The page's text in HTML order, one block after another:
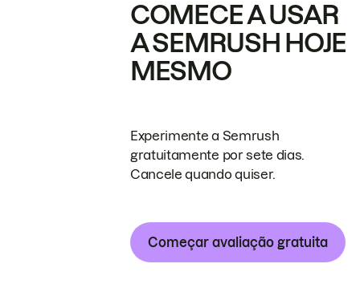
COMECE A USAR
A SEMRUSH HOJE
MESMO
Experimente a Semrush
gratuitamente por sete dias.
Cancele quando quiser.
Começar avaliação gratuita